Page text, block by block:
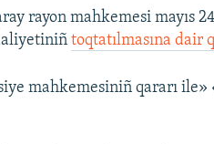
rayon mahkemesi mayıs
toqtatılmasına dair
mahkemesiniñ qararı ile»